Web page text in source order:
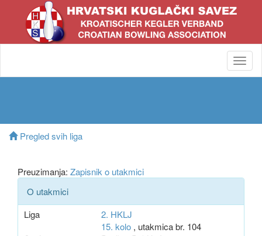
Pregled svih liga
Preuzimanja: Zapisnik o utakmici
O utakmici
Liga
2. HKLJ
15. kolo, utakmica br. 104